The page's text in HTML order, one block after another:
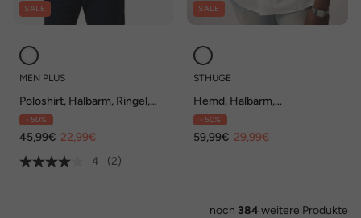
SALE
MEN PLUS
Poloshirt, Halbarm, Ringel,
Piqué Bauchfit, bis 8 XL
- 50%
45,99€ 22,99€
4
(2)
SALE
STHUGE
Hemd, Halbarm,
Buttondown-Kragen,
kastiger Fit, bis 8 XL
- 50%
59,99€ 29,99€
noch 384weitere Produkte